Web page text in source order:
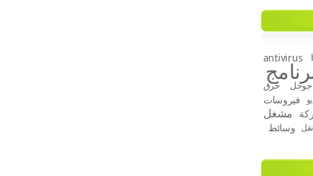
antivirus
جوجل حرق
فيروسات
مشغل
نقل وسائط